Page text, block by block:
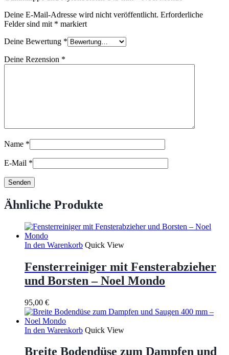
Deine E-Mail-Adresse wird nicht veröffentlicht. Erforderliche
Felder sind mit * markiert
Deine Bewertung *
Deine Rezension *
Name *
E-Mail *
Ähnliche Produkte
In den Warenkorb Quick View
Fensterreiniger mit Fensterabzieher
und Borsten – Noel Mondo
95,00 €
In den Warenkorb Quick View
Breite Bodendüse zum Dampfen und